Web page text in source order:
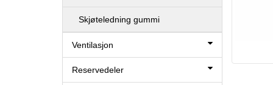
Skjøteledning gummi
Ventilasjon
Reservedeler